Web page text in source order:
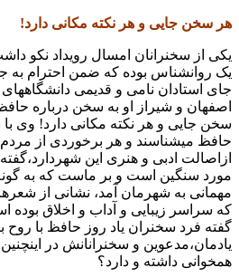
هر سخن جایی و هر نکته مکانی دارد!
یک روانشناس بوده که ضمن احترام به
جای استادان نامی و قدیمی دانشگاههای
اصفهان و شیراز او به سخن درباره
سخن جایی و هر نکته مکانی دارد! وی با
حافظ میشناسند و هر برخوردی از
ازاصالت ادبی و هنری این
مورد سنگین است و بر ماست که به
مهمانی به شهرمان آمد، نشانی از
که سراسر زیبایی و آداب و اخلاق بوده
گفته فرد سخنران یاد روز حافظ با روح
یادمان،مدعوین و سخنرانانش در
همخوانی داشته و دارد؟